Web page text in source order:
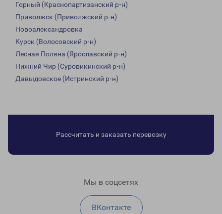
Горный (Краснопартизанский р-н)
Приволжск (Приволжский р-н)
Новоалександровка
Курск (Волосовский р-н)
Лесная Поляна (Ярославский р-н)
Нижний Чир (Суровикинский р-н)
Давыдовское (Истринский р-н)
Рассчитать и заказать перевозку
Мы в соцсетях
ВКонтакте